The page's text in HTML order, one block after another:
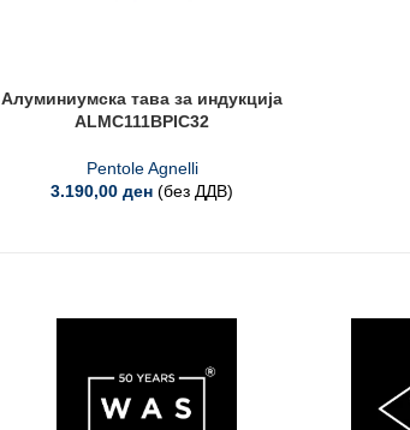
Алуминиумска тава за индукција
ALMC111BPIC32
Pentole Agnelli
3.190,00ден (без ДДВ)